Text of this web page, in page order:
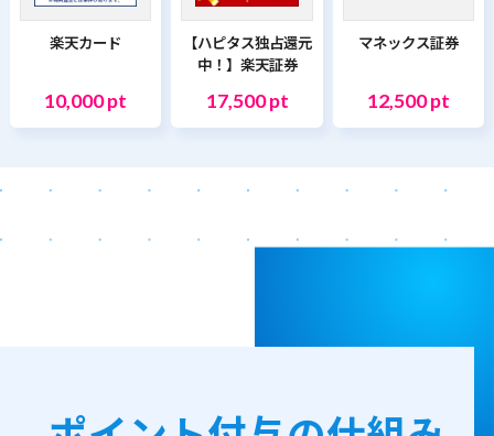
楽天カード
10,000 pt
【ハピタス独占還元
中！】楽天証券
17,500 pt
マネックス証券
12,500 pt